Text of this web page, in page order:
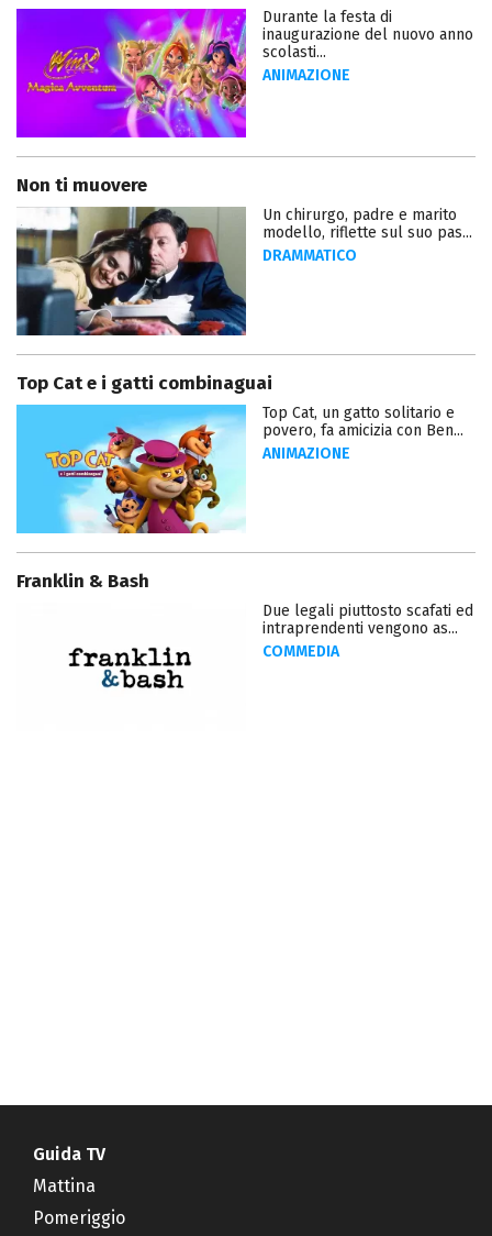
Durante la festa di
inaugurazione del nuovo anno
scolasti...
ANIMAZIONE
Non ti muovere
Un chirurgo, padre e marito
modello, riflette sul suo pas...
DRAMMATICO
Top Cat e i gatti combinaguai
Top Cat, un gatto solitario e
povero, fa amicizia con Ben...
ANIMAZIONE
Franklin & Bash
Due legali piuttosto scafati ed
intraprendenti vengono as...
COMMEDIA
Guida TV
Mattina
Pomeriggio